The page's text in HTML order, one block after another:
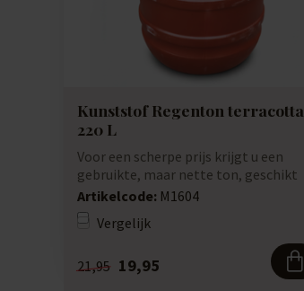
Kunststof Regenton terracotta
220 L
Voor een scherpe prijs krijgt u een
gebruikte, maar nette ton, geschikt
voor div...
Artikelcode: M1604
Vergelijk
21,95 19,95